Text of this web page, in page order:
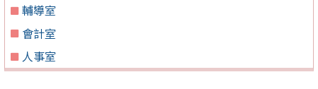
輔導室
會計室
人事室